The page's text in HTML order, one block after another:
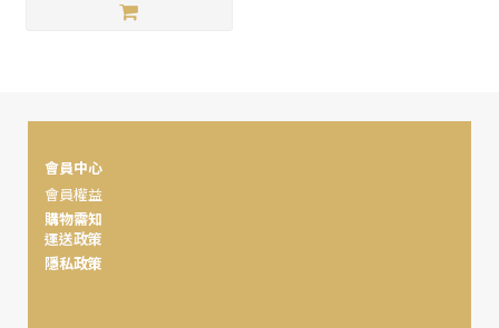
會員中心
會員權益
購物需知
運送政策
隱私政策